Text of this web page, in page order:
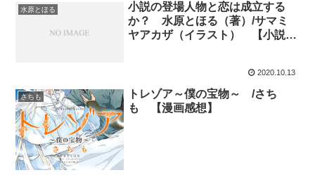
水原とほる
小説の登場人物と恋は成立する
か？ 水原とほる（著）/サマミ
ヤアカザ（イラスト） 【小説感
2020.10.13
さちも
トレゾア～僕の宝物～ /さち
も 【漫画感想】